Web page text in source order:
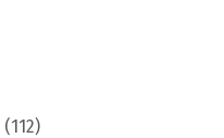
(112)